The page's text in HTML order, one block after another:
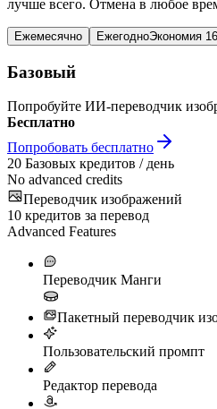
лучше всего. Отмена в любое
Ежемесячно ЕжегодноЭкономия
Базовый
Попробуйте ИИ-переводчик
Бесплатно
Попробовать бесплатно
20 Базовых кредитов / день
No advanced credits
Переводчик изображений
10 кредитов за перевод
Advanced Features
Переводчик Манги
Пакетный переводчик
Пользовательский промпт
Редактор перевода